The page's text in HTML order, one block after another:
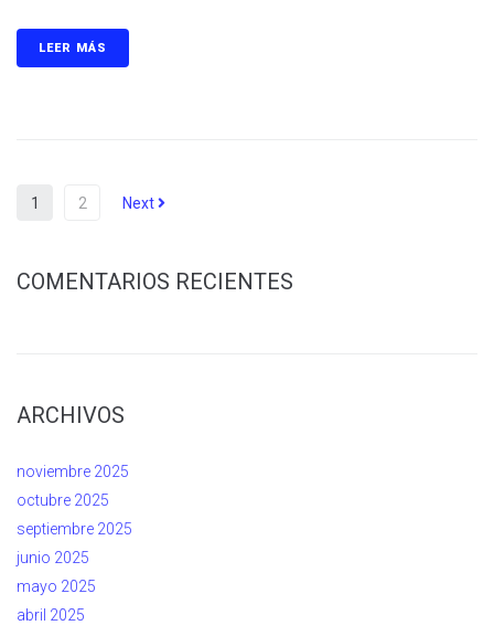
LEER MÁS
1 2 Next
COMENTARIOS RECIENTES
ARCHIVOS
noviembre 2025
octubre 2025
septiembre 2025
junio 2025
mayo 2025
abril 2025